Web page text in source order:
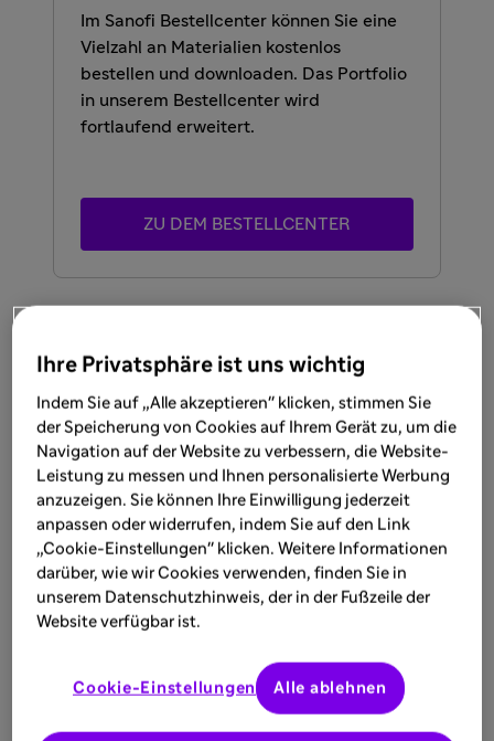
Im Sanofi Bestellcenter können Sie eine
Vielzahl an Materialien kostenlos
bestellen und downloaden. Das Portfolio
in unserem Bestellcenter wird
fortlaufend erweitert.
ZU DEM BESTELLCENTER
Das könnte Sie auch
interessieren
Ihre Privatsphäre ist uns wichtig
Indem Sie auf „Alle akzeptieren" klicken, stimmen Sie
der Speicherung von Cookies auf Ihrem Gerät zu, um die
Navigation auf der Website zu verbessern, die Website-
Leistung zu messen und Ihnen personalisierte Werbung
anzuzeigen. Sie können Ihre Einwilligung jederzeit
anpassen oder widerrufen, indem Sie auf den Link
„Cookie-Einstellungen" klicken. Weitere Informationen
darüber, wie wir Cookies verwenden, finden Sie in
unserem Datenschutzhinweis, der in der Fußzeile der
Website verfügbar ist.
Cookie-Einstellungen Alle ablehnen